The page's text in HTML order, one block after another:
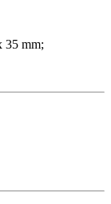
35 mm;